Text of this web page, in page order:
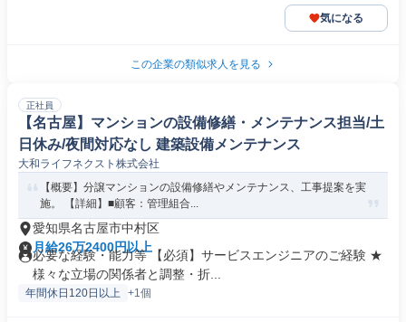
気になる
この企業の類似求人を見る
正社員
【名古屋】マンションの設備修繕・メンテナンス担当/土
日休み/夜間対応なし 建築設備メンテナンス
大和ライフネクスト株式会社
【概要】分譲マンションの設備修繕やメンテナンス、工事提案を実
施。 【詳細】■顧客：管理組合...
愛知県名古屋市中村区
月給26万2400円以上
必要な経験・能力等 【必須】サービスエンジニアのご経験 ★
様々な立場の関係者と調整・折...
年間休日120日以上 +1個